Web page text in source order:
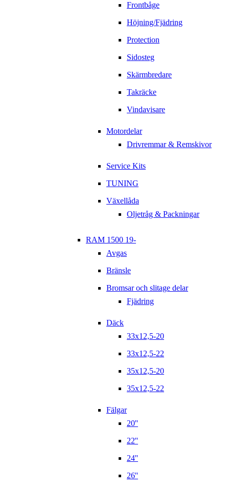
Frontbåge
Höjning/Fjädring
Protection
Sidosteg
Skärmbredare
Takräcke
Vindavisare
Motordelar
Drivremmar & Remskivor
Service Kits
TUNING
Växellåda
Oljetråg & Packningar
RAM 1500 19-
Avgas
Bränsle
Bromsar och slitage delar
Fjädring
Däck
33x12,5-20
33x12,5-22
35x12,5-20
35x12,5-22
Fälgar
20''
22''
24''
26''